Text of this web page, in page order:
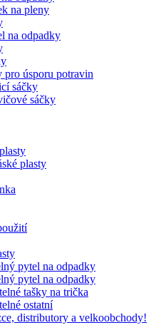
na pleny
na odpadky
pro úsporu potravin
sáčky
sáčky
plasty
pytel na odpadky
pytel na odpadky
tašky na trička
ostatní
distributory a velkoobchody!